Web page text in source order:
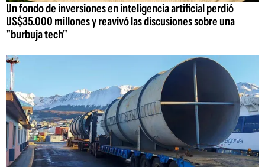
Un fondo de inversiones en inteligencia artificial perdió
US$35.000 millones y reavivó las discusiones sobre una
"burbuja tech"